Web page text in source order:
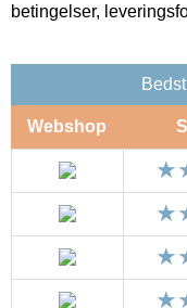
betingelser,
Webshop